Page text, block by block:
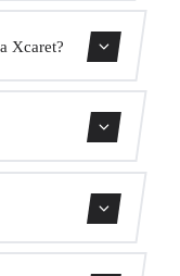
Xcaret?
un precio
de recogida